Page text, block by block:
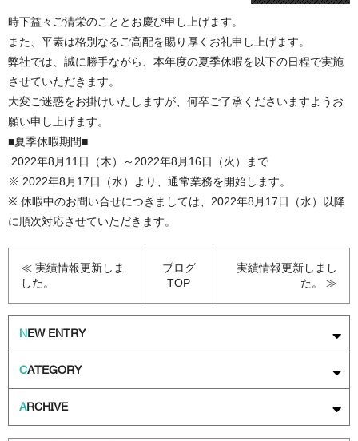
時下益々ご清栄のこととお慶び申し上げます。
また、平素は格別なるご高配を賜り厚くお礼申し上げます。
弊社では、誠に勝手ながら、本年度の夏季休暇を以下の日程で実施
させていただきます。
大変ご迷惑をお掛けいたしますが、何卒ご了承くださいますようお
願い申し上げます。
■夏季休暇期間■
2022年8月11日（木）～2022年8月16日（火）まで
※ 2022年8月17日（水）より、通常業務を開始します。
※ 休暇中のお問い合せにつきましては、2022年8月17日（水）以降
に順次対応させていただきます。
≪ 実績情報更新しま
した。
ブログ
TOP
実績情報更新しまし
た。 ≫
NEW ENTRY
CATEGORY
ARCHIVE